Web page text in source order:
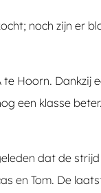
noch zijn er
Hoorn. Dankzij
een klasse
dat de
en Tom. De